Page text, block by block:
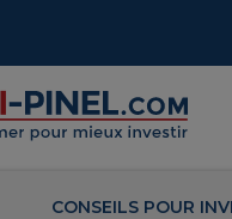
CONSEILS POUR